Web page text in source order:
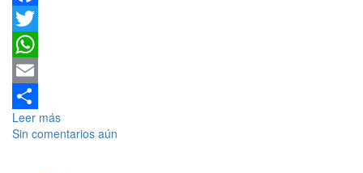
Facebook
Twitter
WhatsApp
Email
Compartir
Leer más
Sin comentarios aún